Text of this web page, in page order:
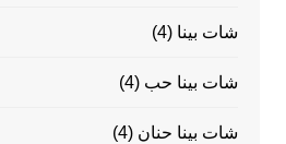
شات بينا (4)
شات بينا حب (4)
شات بينا حنان (4)